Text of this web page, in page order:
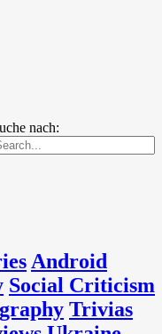
nach:
Android
Social Criticism
Trivias